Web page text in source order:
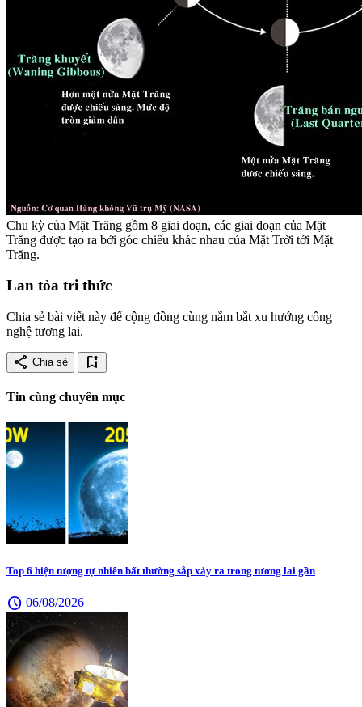
Chu kỳ của Mặt Trăng gồm 8 giai đoạn, các giai đoạn của Mặt
Trăng được tạo ra bởi góc chiếu khác nhau của Mặt Trời tới Mặt
Trăng.
Lan tỏa tri thức
Chia sẻ bài viết này để cộng đồng cùng nắm bắt xu hướng công
nghệ tương lai.
share Chia sẻ bookmark_add
Tin cùng chuyên mục
Top 6 hiện tượng tự nhiên bất thường sắp xảy ra trong tương lai gần
schedule 06/08/2026